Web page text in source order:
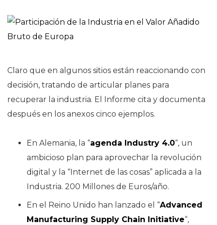
Claro que en algunos sitios están reaccionando con
decisión, tratando de articular planes para
recuperar la industria. El Informe cita y documenta
después en los anexos cinco ejemplos.
En Alemania, la “agenda Industry 4.0“, un
ambicioso plan para aprovechar la revolución
digital y la “Internet de las cosas” aplicada a la
Industria. 200 Millones de Euros/año.
En el Reino Unido han lanzado el “Advanced
Manufacturing Supply Chain Initiative“,